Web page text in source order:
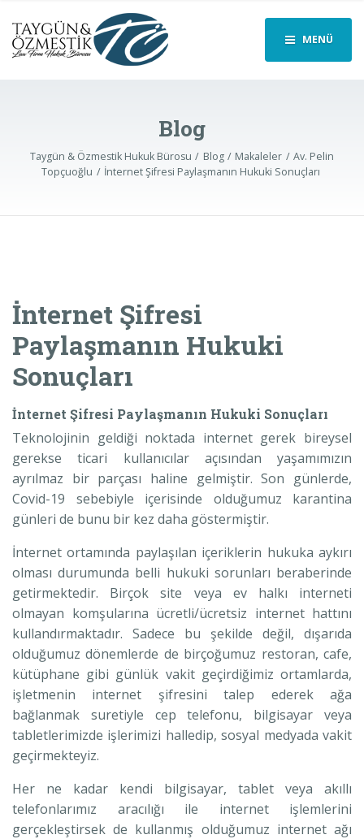
MENÜ
Blog
Taygün & Özmestik Hukuk Bürosu Blog Makaleler
Av. Pelin
Topçuoğlu
İnternet Şifresi Paylaşmanın Hukuki Sonuçları
İnternet Şifresi
Paylaşmanın Hukuki
Sonuçları
İnternet Şifresi Paylaşmanın Hukuki Sonuçları
Teknolojinin geldiği noktada internet gerek bireysel
gerekse ticari kullanıcılar açısından yaşamımızın
ayrılmaz bir parçası haline gelmiştir. Son günlerde,
Covid-19 sebebiyle içerisinde olduğumuz karantina
günleri de bunu bir kez daha göstermiştir.
İnternet ortamında paylaşılan içeriklerin hukuka aykırı
olması durumunda belli hukuki sorunları beraberinde
getirmektedir. Birçok site veya ev halkı interneti
olmayan komşularına ücretli/ücretsiz internet hattını
kullandırmaktadır. Sadece bu şekilde değil, dışarıda
olduğumuz dönemlerde de birçoğumuz restoran, cafe,
kütüphane gibi günlük vakit geçirdiğimiz ortamlarda,
işletmenin internet şifresini talep ederek ağa
bağlanmak suretiyle cep telefonu, bilgisayar veya
tabletlerimizde işlerimizi halledip, sosyal medyada vakit
geçirmekteyiz.
Her ne kadar kendi bilgisayar, tablet veya akıllı
telefonlarımız aracılığı ile internet işlemlerini
gerçekleştirsek de kullanmış olduğumuz internet ağı